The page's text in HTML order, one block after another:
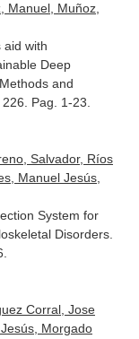
Manuel, Muñoz,
aid with
Deep
and
Pag. 1-23.
Salvador, Ríos
Manuel Jesús,
System for
Disorders.
Corral, Jose
Morgado